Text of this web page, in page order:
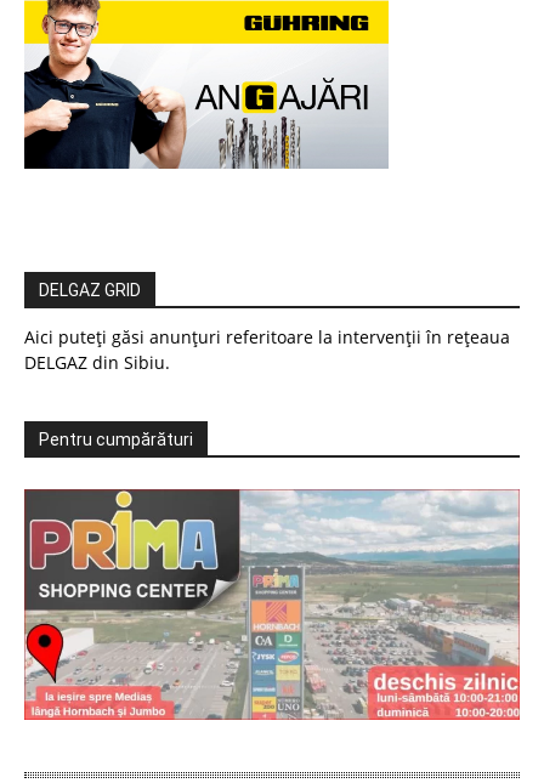
DELGAZ GRID
Aici puteți găsi anunțuri referitoare la intervenții în rețeaua
DELGAZ din Sibiu.
Pentru cumpărături